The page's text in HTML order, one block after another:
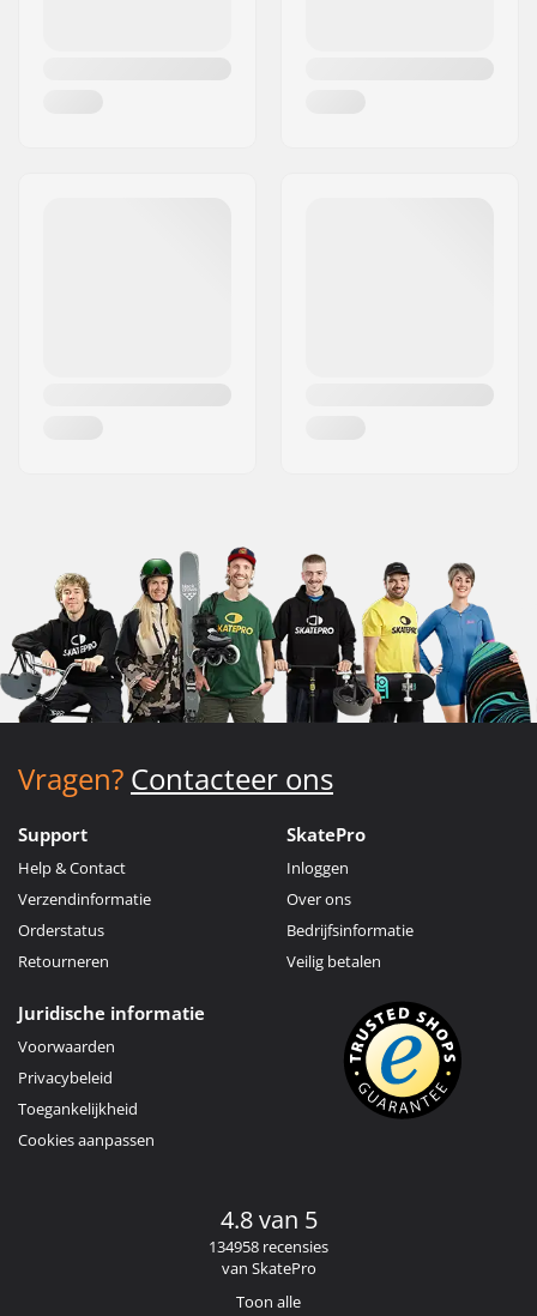
Vragen? Contacteer ons
Support
Help & Contact
Verzendinformatie
Orderstatus
Retourneren
SkatePro
Inloggen
Over ons
Bedrijfsinformatie
Veilig betalen
Juridische informatie
Voorwaarden
Privacybeleid
Toegankelijkheid
Cookies aanpassen
4.8 van 5
134958 recensies
van SkatePro
Toon alle